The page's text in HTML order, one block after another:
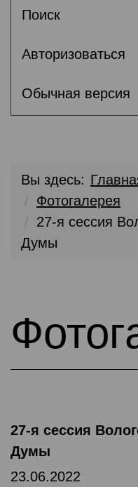
Поиск
Авторизоваться
Обычная версия
Вы здесь:
Фотогалерея
27-я сессия
Думы
27-я сессия
Думы
23.06.2022